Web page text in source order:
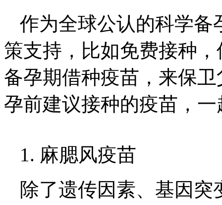
作为全球公认的科学备
策支持，比如免费接种
备孕期借种疫苗，来保
孕前建议接种的疫苗，
1. 麻腮风疫苗
除了遗传因素、基因